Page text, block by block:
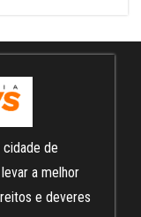
cidade de
a melhor
e deveres